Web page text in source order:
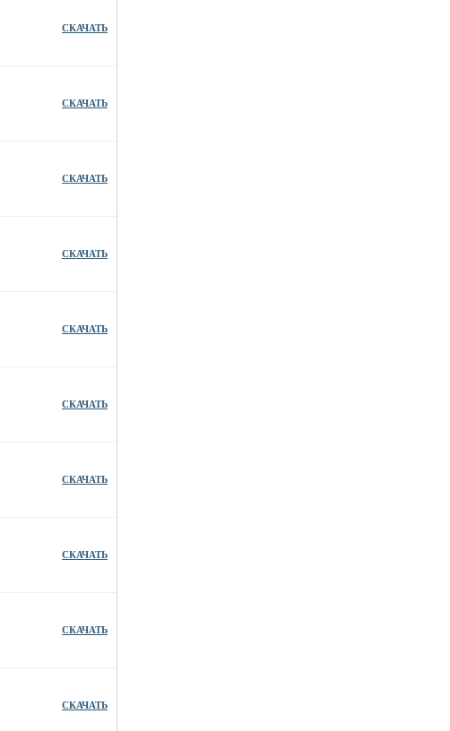
СКАЧАТЬ
СКАЧАТЬ
СКАЧАТЬ
СКАЧАТЬ
СКАЧАТЬ
СКАЧАТЬ
СКАЧАТЬ
СКАЧАТЬ
СКАЧАТЬ
СКАЧАТЬ